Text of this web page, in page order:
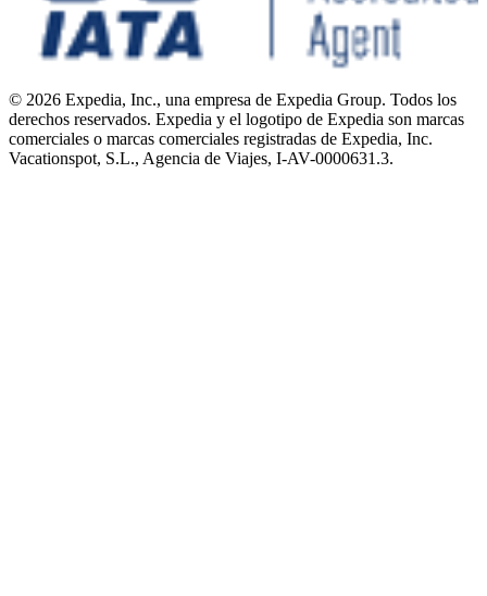
© 2026 Expedia, Inc., una empresa de Expedia Group. Todos los
derechos reservados. Expedia y el logotipo de Expedia son marcas
comerciales o marcas comerciales registradas de Expedia, Inc.
Vacationspot, S.L., Agencia de Viajes, I-AV-0000631.3.